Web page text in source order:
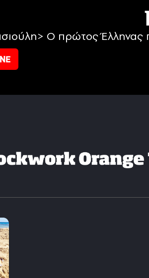
Ο πρώτος Έλληνας